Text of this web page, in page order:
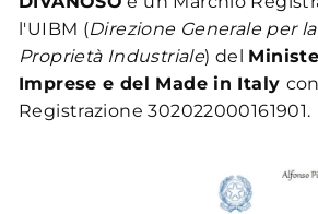
l'UIBM (Direzione Generale per
Proprietà Industriale) del
Imprese e del Made in Italy
Registrazione 302022000161901.